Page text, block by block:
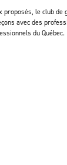
proposés, le club de
avec des
du Québec.